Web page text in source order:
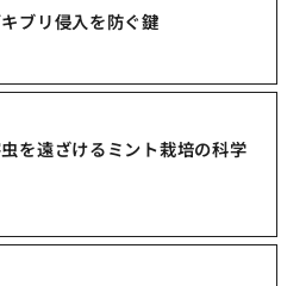
ブリ侵入を防ぐ鍵
を遠ざけるミント栽培の科学